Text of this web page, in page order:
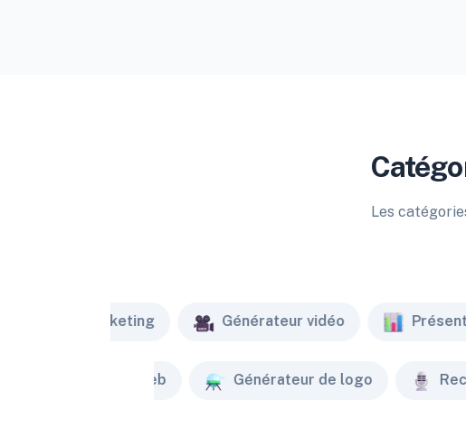
Les
Marketing Générateur vidéo
Créateur de site web Générateur de logo